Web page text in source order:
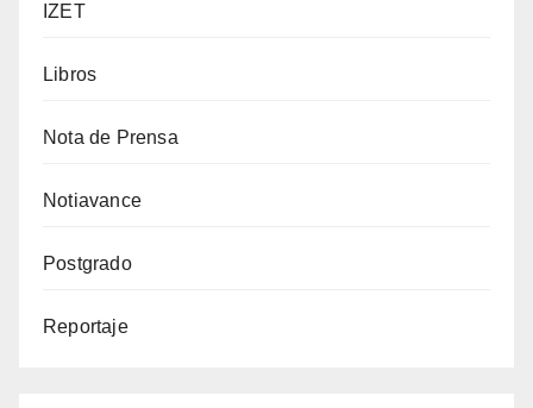
IZET
Libros
Nota de Prensa
Notiavance
Postgrado
Reportaje